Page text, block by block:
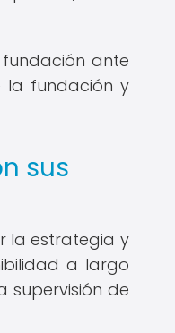
ante
la fundación y
sus
la estrategia y
a largo
supervisión de